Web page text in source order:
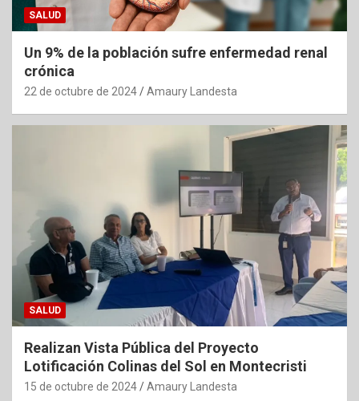
SALUD
Un 9% de la población sufre enfermedad renal
crónica
22 de octubre de 2024 Amaury Landesta
SALUD
Realizan Vista Pública del Proyecto
Lotificación Colinas del Sol en Montecristi
15 de octubre de 2024 Amaury Landesta